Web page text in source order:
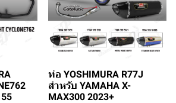
ท่อ YOSHIMURA R77J
สำหรับ YAMAHA X-
MAX300 2023+